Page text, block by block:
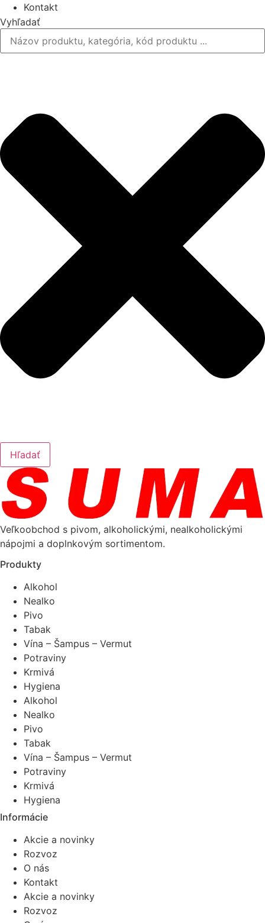
Kontakt
Vyhľadať
Hľadať
Veľkoobchod s pivom, alkoholickými, nealkoholickými
nápojmi a doplnkovým sortimentom.
Produkty
Alkohol
Nealko
Pivo
Tabak
Vína – Šampus – Vermut
Potraviny
Krmivá
Hygiena
Alkohol
Nealko
Pivo
Tabak
Vína – Šampus – Vermut
Potraviny
Krmivá
Hygiena
Informácie
Akcie a novinky
Rozvoz
O nás
Kontakt
Akcie a novinky
Rozvoz